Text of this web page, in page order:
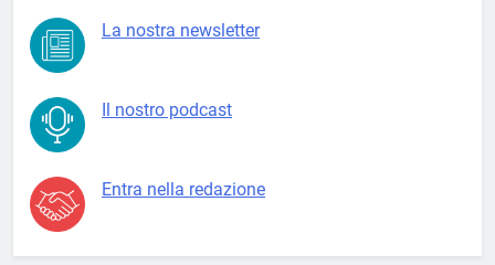
La nostra newsletter
Il nostro podcast
Entra nella redazione